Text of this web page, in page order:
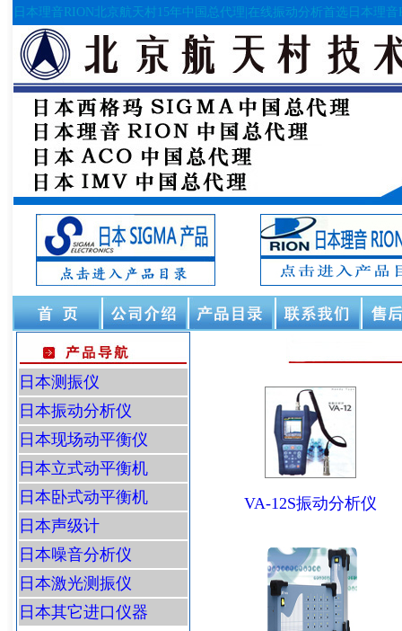
日本理音RION北京航天村15年中国总代理|在线振动分析首选日本理音
日本测振仪
日本振动分析仪
日本现场动平衡仪
日本立式动平衡机
日本卧式动平衡机
日本声级计
日本噪音分析仪
日本激光测振仪
日本其它进口仪器
VA-12S振动分析仪